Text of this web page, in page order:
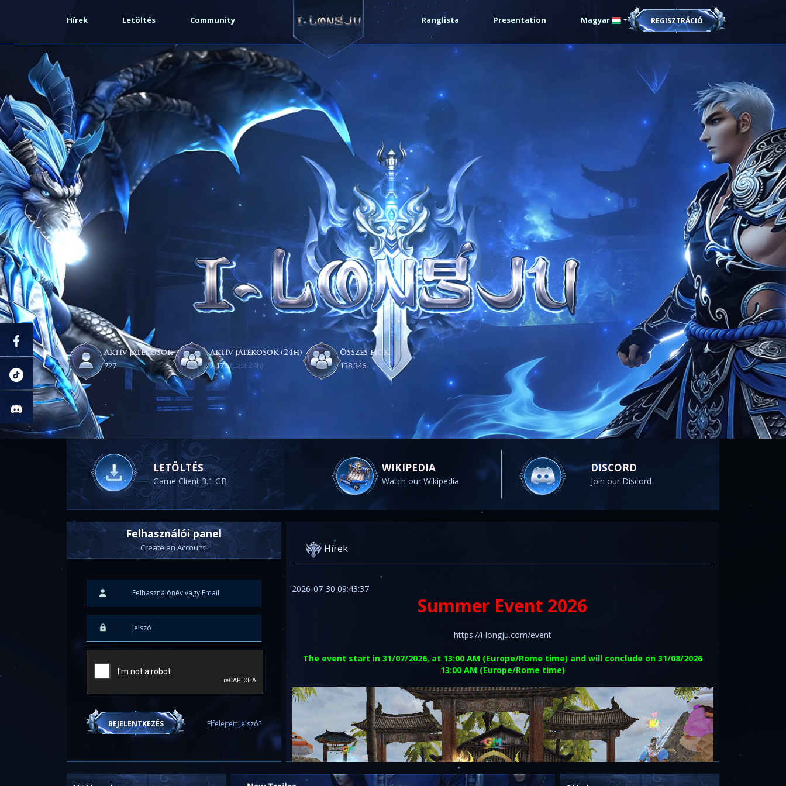
Hírek Letöltés Community Ranglista Presentation Magyar REGISZTRÁCIÓ
Aktív játékosok
727
Aktív játékosok (24h)
2,176(Last 24h)
Összes fiók
138,346
LETÖLTÉS
Game Client 3.1 GB
WIKIPEDIA
Watch our Wikipedia
DISCORD
Join our Discord
Felhasználói panel
Create an Account!
BEJELENTKEZÉS Elfelejtett jelszó?
Hírek
2026-07-30 09:43:37
Summer Event 2026
https://i-longju.com/event
The event start in 31/07/2026, at 13:00 AM (Europe/Rome time) and will conclude on 31/08/2026
13:00 AM (Europe/Rome time)